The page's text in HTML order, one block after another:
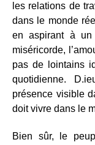
les relations de
dans le monde
en aspirant à
miséricorde,
pas de lointains
quotidienne.
présence visible
doit vivre dans le
Bien sûr, le